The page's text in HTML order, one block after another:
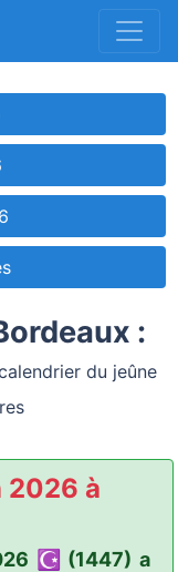
:
du jeûne
2026 à
☪️ (1447) a